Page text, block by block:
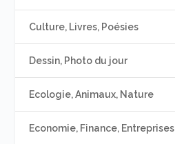
Culture, Livres, Poésies
Dessin, Photo du jour
Ecologie, Animaux, Nature
Economie, Finance, Entreprises